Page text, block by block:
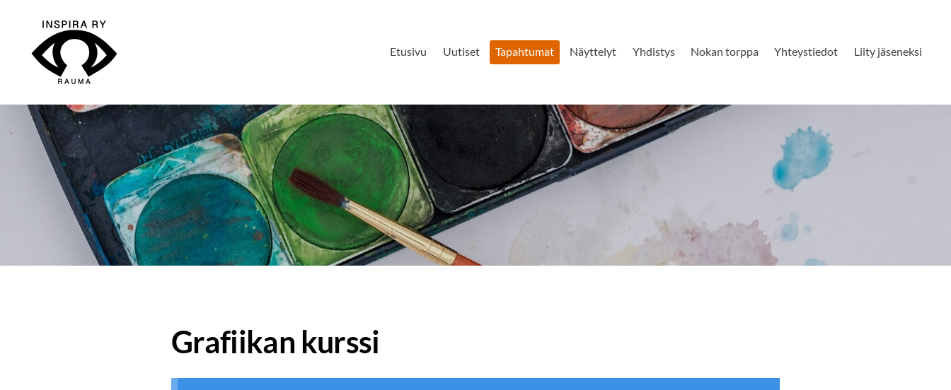
sisältöön
Inspira ry Etusivu Uutiset Tapahtumat Näyttelyt Yhdistys Nokan torppa Yhteystiedot Liity jäseneksi
Grafiikan kurssi